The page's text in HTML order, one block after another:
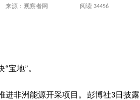
来源：观察者网 阅读 34456
宝地”。
进非洲能源开采项目。彭博社3日披